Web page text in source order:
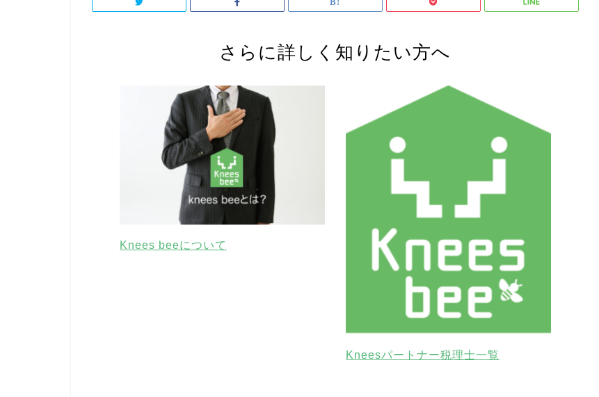
さらに詳しく知りたい方へ
Knees beeについて
Kneesパートナー税理士一覧